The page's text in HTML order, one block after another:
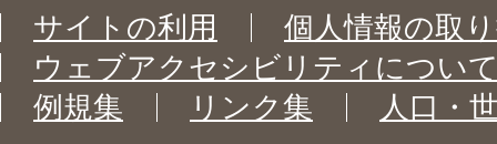
サイトの利用
個人情報の取
ウェブアクセシビリティについ
例規集
リンク集 人口・